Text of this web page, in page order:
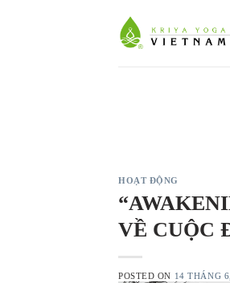
HOẠT ĐỘNG
VỀ CUỘC
POSTED ON 14 THÁNG